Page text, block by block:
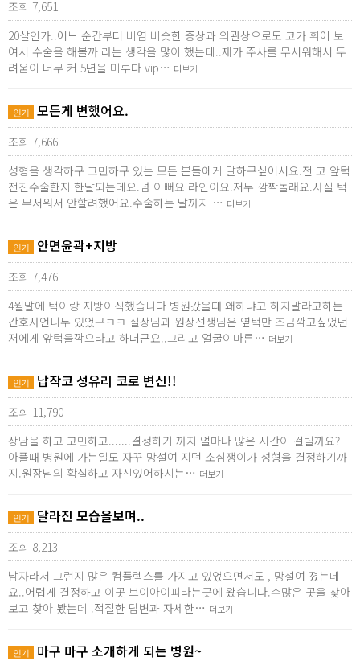
조회 7,651
20살인가..어느 순간부터 비염 비슷한 증상과 외관상으로도 코가 휘어 보
여서 수술을 해볼까 라는 생각을 많이 했는데..제가 주사를 무서워해서 두
려움이 너무 커 5년을 미루다 vip… 더보기
인기 모든게 변했어요.
조회 7,666
성형을 생각하구 고민하구 있는 모든 분들에게 말하구싶어서요.전 코 앞턱
전진수술한지 한달되는데요.넘 이뻐요 라인이요.저두 깜짝놀래요.사실 턱
은 무서워서 안할려했어요.수술하는 날까지 … 더보기
인기 안면윤곽+지방
조회 7,476
4월말에 턱이랑 지방이식했습니다 병원갔을때 왜하냐고 하지말라고하는
간호사언니두 있었구ㅋㅋ 실장님과 원장선생님은 옆턱만 조금깍고싶었던
저에게 앞턱을깍으라고 하더군요..그리고 얼굴이마른… 더보기
인기 납작코 성유리 코로 변신!!
조회 11,790
상담을 하고 고민하고.......결정하기 까지 얼마나 많은 시간이 걸릴까요?
아플때 병원에 가는일도 자꾸 망설여 지던 소심쟁이가 성형을 결정하기까
지.원장님의 확실하고 자신있어하시는… 더보기
인기 달라진 모습을보며..
조회 8,213
남자라서 그런지 많은 컴플렉스를 가지고 있었으면서도 , 망설여 졌는데
요..어렵게 결정하고 이곳 브이아이피라는곳에 왔습니다.수많은 곳을 찾아
보고 찾아 봤는데 .적절한 답변과 자세한… 더보기
인기 마구 마구 소개하게 되는 병원~